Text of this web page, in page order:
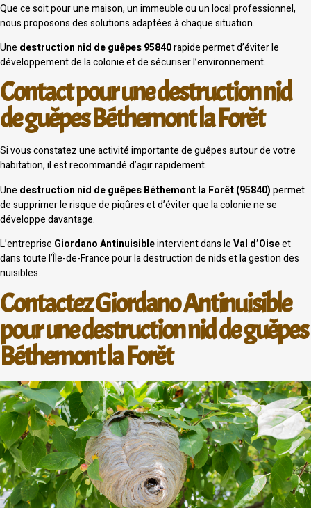
Que ce soit pour une maison, un immeuble ou un local professionnel,
nous proposons des solutions adaptées à chaque situation.
Une destruction nid de guêpes 95840rapide permet d’éviter le
développement de la colonie et de sécuriser l’environnement.
Contact pour une destruction nid
de guêpes Béthemont la Forêt
Si vous constatez une activité importante de guêpes autour de votre
habitation, il est recommandé d’agir rapidement.
Une destruction nid de guêpes Béthemont la Forêt (95840)permet
de supprimer le risque de piqûres et d’éviter que la colonie ne se
développe davantage.
L’entreprise Giordano Antinuisibleintervient dans leVal d’Oiseet
dans toute l’Île-de-France pour la destruction de nids et la gestion des
nuisibles.
Contactez Giordano Antinuisible
pour une destruction nid de guêpes
Béthemont la Forêt